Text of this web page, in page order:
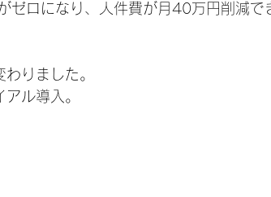
ロになり、人件費が月40万円削減で
りました。
ル導入。